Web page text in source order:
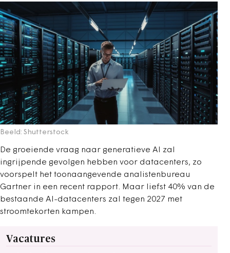
Beeld: Shutterstock
De groeiende vraag naar generatieve AI zal
ingrijpende gevolgen hebben voor datacenters, zo
voorspelt het toonaangevende analistenbureau
Gartner in een recent rapport. Maar liefst 40% van de
bestaande AI-datacenters zal tegen 2027 met
stroomtekorten kampen.
Vacatures